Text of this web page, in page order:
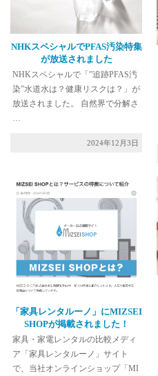
NHKスペシャルでPFAS汚染特集
が放送されました
NHKスペシャルで「”追跡PFAS汚
染”水道水は？健康リスクは？」が
放送されました。 自然界で分解さ
…
2024年12月3日
「家具レンタルーノ」にMIZSEI
SHOPが掲載されました！
家具・家電レンタルの比較メディ
ア「家具レンタルーノ」サイト
で、当社オンラインショップ「MI